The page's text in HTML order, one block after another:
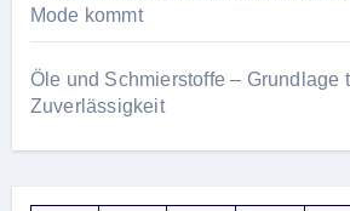
Mode kommt
Öle und Schmierstoffe – Grundlage
Zuverlässigkeit